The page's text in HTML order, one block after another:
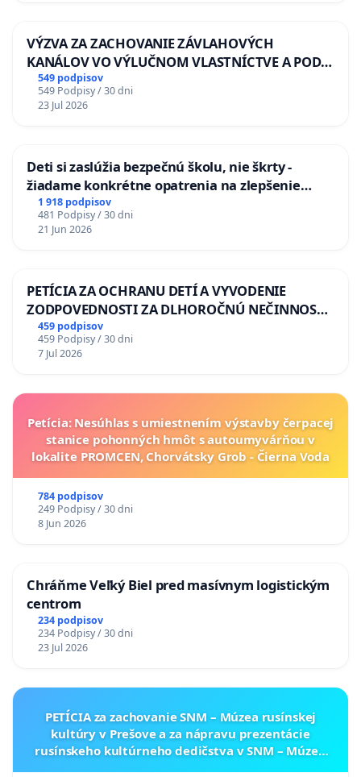
VÝZVA ZA ZACHOVANIE ZÁVLAHOVÝCH
KANÁLOV VO VÝLUČNOM VLASTNÍCTVE A POD
KONTROLOU SLOVENSKEJ REPUBLIKY & žiadosť
na riešenie zanedbaného stavu závlahových a
odvodňovacích kanálov na Slovensku
549 podpisov
549 Podpisy / 30 dni
23 Jul 2026
Deti si zaslúžia bezpečnú školu, nie škrty -
žiadame konkrétne opatrenia na zlepšenie
situácie v školstve
1 918 podpisov
481 Podpisy / 30 dni
21 Jun 2026
PETÍCIA ZA OCHRANU DETÍ A VYVODENIE
ZODPOVEDNOSTI ZA DLHOROČNÚ NEČINNOSŤ
A ZLYHANIE ŠTÁTU
459 podpisov
459 Podpisy / 30 dni
7 Jul 2026
Petícia: Nesúhlas s umiestnením výstavby čerpacej
stanice pohonných hmôt s autoumyvárňou v
lokalite PROMCEN, Chorvátsky Grob - Čierna Voda
784 podpisov
249 Podpisy / 30 dni
8 Jun 2026
Chráňme Veľký Biel pred masívnym logistickým
centrom
234 podpisov
234 Podpisy / 30 dni
23 Jul 2026
PETÍCIA za zachovanie SNM – Múzea rusínskej
kultúry v Prešove a za nápravu prezentácie
rusínskeho kultúrneho dedičstva v SNM – Múzeu